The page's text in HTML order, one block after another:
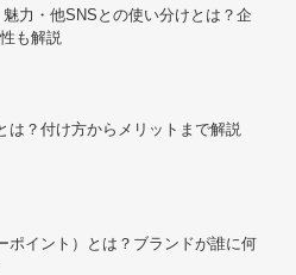
力・他SNSとの使い分けとは？企
も解説
は？付け方からメリットまで解説
ポイント）とは？ブランドが誰に何